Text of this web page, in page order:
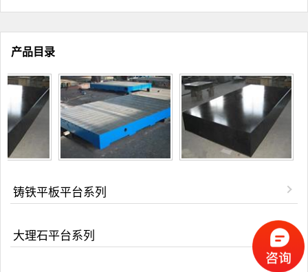
产品目录
铸铁平板平台系列
大理石平台系列